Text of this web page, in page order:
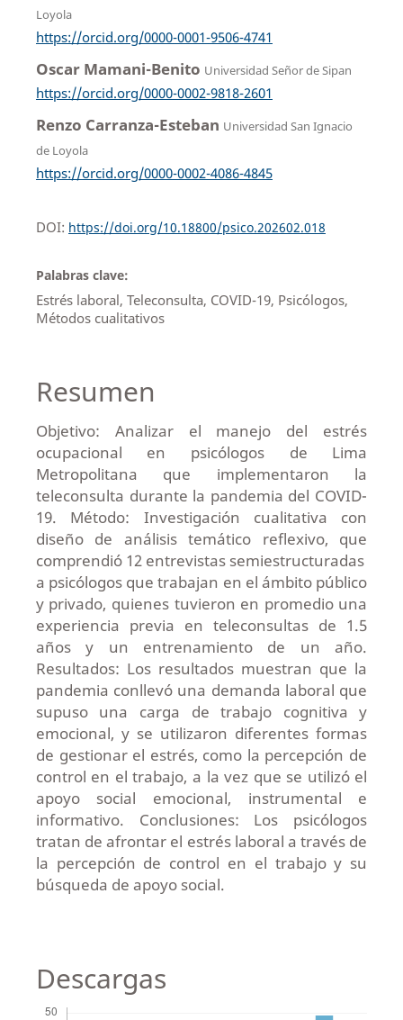
Loyola
https://orcid.org/0000-0001-9506-4741
Oscar Mamani-Benito Universidad Señor de Sipan
https://orcid.org/0000-0002-9818-2601
Renzo Carranza-Esteban Universidad San Ignacio
de Loyola
https://orcid.org/0000-0002-4086-4845
DOI: https://doi.org/10.18800/psico.202602.018
Palabras clave:
Estrés laboral, Teleconsulta, COVID-19, Psicólogos,
Métodos cualitativos
Resumen
Objetivo: Analizar el manejo del estrés
ocupacional en psicólogos de Lima
Metropolitana que implementaron la
teleconsulta durante la pandemia del COVID-
19. Método: Investigación cualitativa con
diseño de análisis temático reflexivo, que
comprendió 12 entrevistas semiestructuradas
a psicólogos que trabajan en el ámbito público
y privado, quienes tuvieron en promedio una
experiencia previa en teleconsultas de 1.5
años y un entrenamiento de un año.
Resultados: Los resultados muestran que la
pandemia conllevó una demanda laboral que
supuso una carga de trabajo cognitiva y
emocional, y se utilizaron diferentes formas
de gestionar el estrés, como la percepción de
control en el trabajo, a la vez que se utilizó el
apoyo social emocional, instrumental e
informativo. Conclusiones: Los psicólogos
tratan de afrontar el estrés laboral a través de
la percepción de control en el trabajo y su
búsqueda de apoyo social.
Descargas